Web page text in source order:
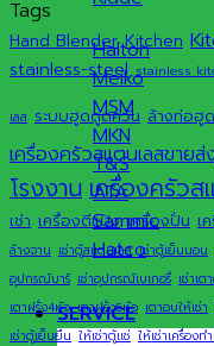
Halton
Meiko
MSM
MKN
T&S
ATA
Sammic
Hatco
SERVICE
Tags
Hand Blender Kitchen
stainless-steel stainless
เลส ระบบฮูดดูดควัน ล้างท่อฮูด
เครื่องครัวสแตนเลสขายส่
โรงงาน เครื่องครัว
เช่า เครื่องตีแป้ง เครื่องปั่น เ
ล้างจาน เช่าตู้สแตนเลส เช่าตู้เย็นนอน
อุปกรณ์บาร์ เช่าอุปกรณ์เบเกอรี่ เช่าเต
เตาฝรั่ง4หัว เตาฝรั่ง6หัว เตาอบให้เช่า
เช่าตู้เย็นยืน ให้เช่าตู้แช่ ให้เช่าเครื่องท